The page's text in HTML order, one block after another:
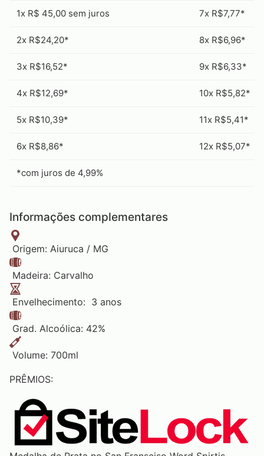
1x R$ 45,00 sem juros 7x R$7,77*
2x R$24,20* 8x R$6,96*
3x R$16,52* 9x R$6,33*
4x R$12,69* 10x R$5,82*
5x R$10,39* 11x R$5,41*
6x R$8,86* 12x R$5,07*
*com juros de 4,99%
Informações complementares
Origem: Aiuruca / MG
Madeira: Carvalho
Envelhecimento: 3 anos
Grad. Alcoólica: 42%
Volume: 700ml
PRÊMIOS: